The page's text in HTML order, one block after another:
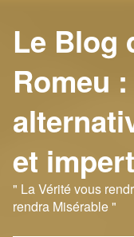
Le Blog
Romeu
et
" La Vérité vous
rendra Misérable "